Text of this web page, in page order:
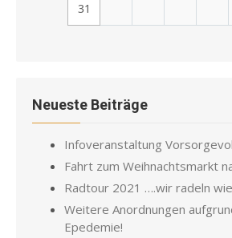
31
Neueste Beiträge
Infoveranstaltung
Fahrt zum Weihnachtsmarkt
Radtour 2021 ….wir radeln
Weitere Anordnungen
Epedemie!